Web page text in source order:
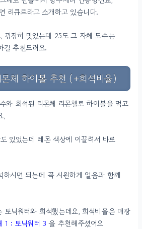
리큐르라고 소개하고 있습니다.
굉장히 맛있는데 25도 그 자체 도수는
길 추천드려요.
체 하이볼 추천 (+희석비율)
와 희석된 리몬체 리몬첼로 하이볼을 먹고
,
있었는데 레몬 색상에 이끌려서 바로
하시면 되는데 꼭 시원하게 얼음과 함께
닉워터와 희석했는데요, 희석비율은 매장
1 : 토닉워터 3 을 추천해주셨어요